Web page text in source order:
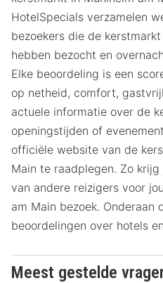
HotelSpecials verzamelen
bezoekers die de
hebben bezocht en
Elke beoordeling is een
op netheid, comfort,
actuele informatie over de
openingstijden of
officiële website van de
Main te raadplegen. Zo
van andere reizigers voor
am Main bezoek. Onderaan
beoordelingen over hotels
Meest gestelde